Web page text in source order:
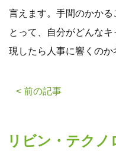
言えます。手間のかか
とって、自分がどんな
現したら人事に響くのか
< 前の記事
リビン・テクノ